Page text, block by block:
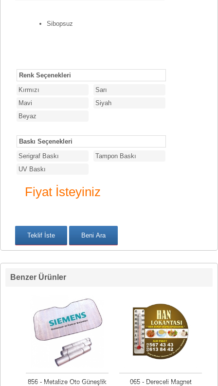
Sibopsuz
Renk Seçenekleri
Kırmızı
Sarı
Mavi
Siyah
Beyaz
Baskı Seçenekleri
Serigraf Baskı
Tampon Baskı
UV Baskı
Fiyat İsteyiniz
Benzer Ürünler
856 - Metalize Oto Güneşlik 065 - Dereceli Magnet